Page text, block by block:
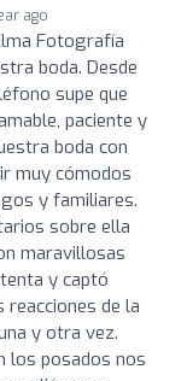
ago
Fotografía
boda. Desde
supe que
paciente y
boda con
muy cómodos
y familiares.
sobre ella
maravillosas
y captó
de la
y otra vez.
los posados nos